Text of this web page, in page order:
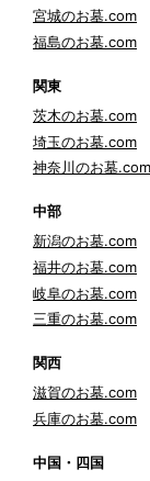
宮城のお墓.com
福島のお墓.com
関東
茨木のお墓.com
埼玉のお墓.com
神奈川のお墓.com
中部
新潟のお墓.com
福井のお墓.com
岐阜のお墓.com
三重のお墓.com
関西
滋賀のお墓.com
兵庫のお墓.com
中国・四国